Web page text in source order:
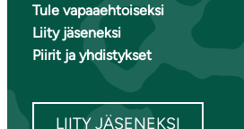
Tule vapaaehtoiseksi
Liity jäseneksi
Piirit ja yhdistykset
LIITY JÄSENEKSI